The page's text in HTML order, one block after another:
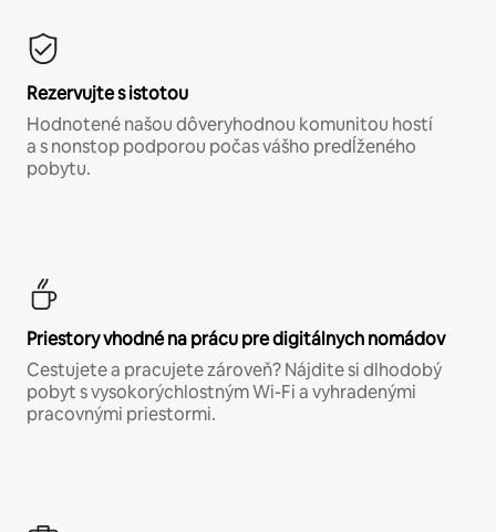
Rezervujte s istotou
Hodnotené našou dôveryhodnou komunitou hostí
a s nonstop podporou počas vášho predĺženého
pobytu.
Priestory vhodné na prácu pre digitálnych nomádov
Cestujete a pracujete zároveň? Nájdite si dlhodobý
pobyt s vysokorýchlostným Wi-Fi a vyhradenými
pracovnými priestormi.